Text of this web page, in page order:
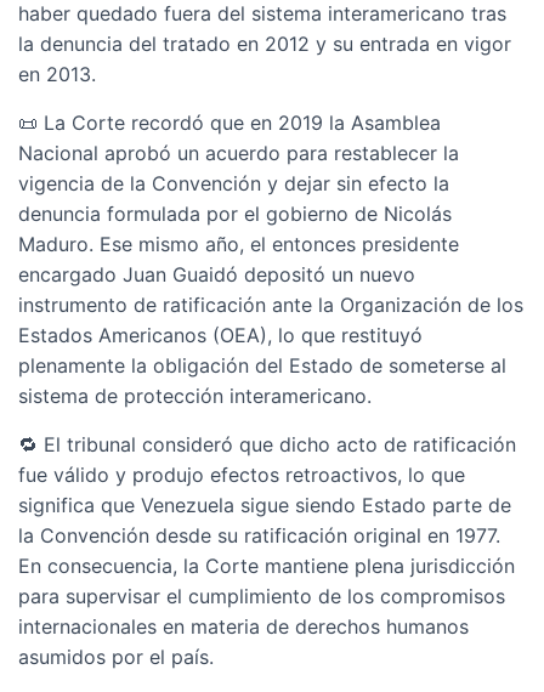
haber quedado fuera del sistema interamericano tras
la denuncia del tratado en 2012 y su entrada en vigor
en 2013.
📜 La Corte recordó que en 2019 la Asamblea
Nacional aprobó un acuerdo para restablecer la
vigencia de la Convención y dejar sin efecto la
denuncia formulada por el gobierno de Nicolás
Maduro. Ese mismo año, el entonces presidente
encargado Juan Guaidó depositó un nuevo
instrumento de ratificación ante la Organización de los
Estados Americanos (OEA), lo que restituyó
plenamente la obligación del Estado de someterse al
sistema de protección interamericano.
🔁 El tribunal consideró que dicho acto de ratificación
fue válido y produjo efectos retroactivos, lo que
significa que Venezuela sigue siendo Estado parte de
la Convención desde su ratificación original en 1977.
En consecuencia, la Corte mantiene plena jurisdicción
para supervisar el cumplimiento de los compromisos
internacionales en materia de derechos humanos
asumidos por el país.